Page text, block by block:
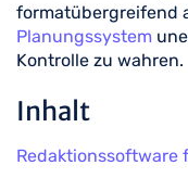
formatübergreifend
Planungssystem
Kontrolle zu wahren.
Inhalt
Redaktionssoftware